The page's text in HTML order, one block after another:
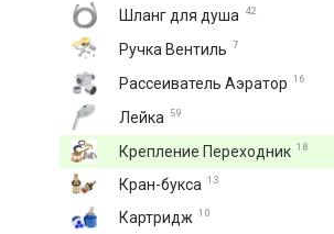
Шланг для душа 42
Ручка Вентиль 7
Рассеиватель Аэратор 16
Лейка 59
Крепление Переходник 18
Кран-букса 13
Картридж 10